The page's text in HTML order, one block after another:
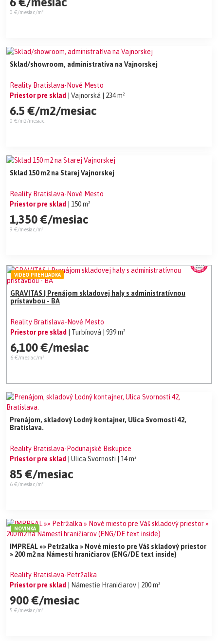
0 €/mesiac/m²
Sklad/showroom, administratíva na Vajnorskej
Reality Bratislava-Nové Mesto
Priestor pre sklad
| Vajnorská | 234 m²
6.5 €/m2/mesiac
0 €/m2/mesiac
Sklad 150 m2 na Starej Vajnorskej
Reality Bratislava-Nové Mesto
Priestor pre sklad
| 150 m²
1,350 €/mesiac
9 €/mesiac/m²
GRAVITAS | Prenájom skladovej haly s administratívnou
prístavbou - BA
Reality Bratislava-Nové Mesto
Priestor pre sklad
| Turbínová | 939 m²
6,100 €/mesiac
6 €/mesiac/m²
VIDEO PREHLIADKA
Prenájom, skladový Lodný kontajner, Ulica Svornosti 42,
Bratislava.
Reality Bratislava-Podunajské Biskupice
Priestor pre sklad
| Ulica Svornosti | 14 m²
85 €/mesiac
6 €/mesiac/m²
IMPREAL »» Petržalka » Nové miesto pre Váš skladový priestor
» 200 m2 na Námestí hraničiarov (ENG/DE text inside)
Reality Bratislava-Petržalka
Priestor pre sklad
| Námestie Hraničiarov | 200 m²
900 €/mesiac
5 €/mesiac/m²
NOVINKA